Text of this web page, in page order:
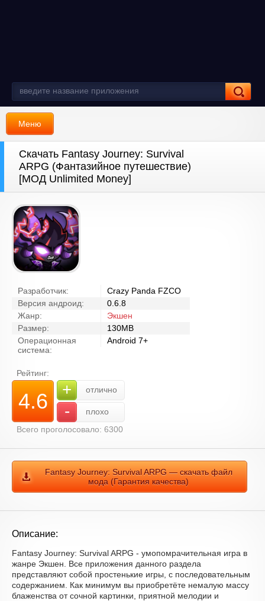
Меню
Скачать Fantasy Journey: Survival
ARPG (Фантазийное путешествие)
[МОД Unlimited Money]
Разработчик:
Crazy Panda FZCO
Версия андроид:
0.6.8
Жанр:
Экшен
Размер:
130MB
Операционная
система:
Android 7+
Рейтинг:
4.6 + отлично
-
плохо
Всего проголосовало: 6300
Fantasy Journey: Survival ARPG — скачать файл
мода (Гарантия качества)
Описание:
Fantasy Journey: Survival ARPG - умопомрачительная игра в
жанре Экшен. Все приложения данного раздела
представляют собой простенькие игры, с последовательным
содержанием. Как минимум вы приобретёте немалую массу
блаженства от сочной картинки, приятной мелодии и